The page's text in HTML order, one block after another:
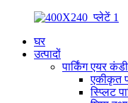
घर
उत्पादों
पार्किंग एयर
एकीकृत
स्प्लिट